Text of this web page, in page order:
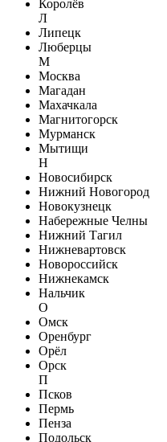
Королёв
Л
Липецк
Люберцы
М
Москва
Магадан
Махачкала
Магнитогорск
Мурманск
Мытищи
Н
Новосибирск
Нижний Новогород
Новокузнецк
Набережные Челны
Нижний Тагил
Нижневартовск
Новороссийск
Нижнекамск
Нальчик
О
Омск
Оренбург
Орёл
Орск
П
Псков
Пермь
Пенза
Подольск